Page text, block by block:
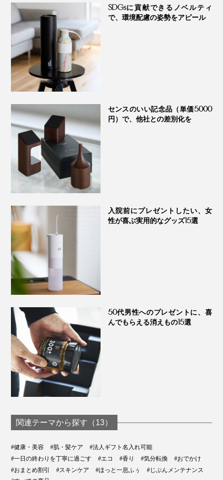
⽣育⼒の強い竹は、枯渇しない持続可能な資源。さら
に、抗菌、鮮度保持能⼒にも優れており、古くから⽔筒
やおむすびの包みなどに使われてきており、とても理に
かなったケース素材でもあります。
左下と右上はたっぷり容量の「40g」（本品）、中央3つは持ち運びに便利な
「20g」
さらりとした手触り、天然素材ならではの温もりも心地
いい。
使い終わったら、油脂分をキレイに拭き取って、アクセ
コーヒー好きな方へのホリデーギフトにもぜひ。
SDGsに貢献できるノベルティ
で、環境配慮の姿勢をアピール
センスのいい記念品（単価5000
円）で、他社との差別化を
入院前にプレゼントしたい、女
性が喜ぶ実用的なグッズ15選
50代男性へのプレゼントに、喜
んでもらえる消えもの15選
関連テーマから探す（13）
#健康・美容 #肌・髪ケア
#法人ギフト名入れ可能
#一日の終わりを丁寧に過ごす
#エコ #香り #気分転換
#おでかけ
#おまとめ割引
#スキンケア #ほっと一息ふぅ
#じぶんメンテナンス